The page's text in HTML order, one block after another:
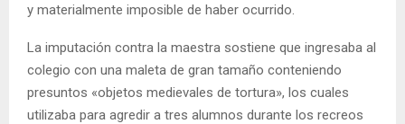
y materialmente imposible de haber ocurrido.
La imputación contra la maestra sostiene que ingresaba al
colegio con una maleta de gran tamaño conteniendo
presuntos «objetos medievales de tortura», los cuales
utilizaba para agredir a tres alumnos durante los recreos